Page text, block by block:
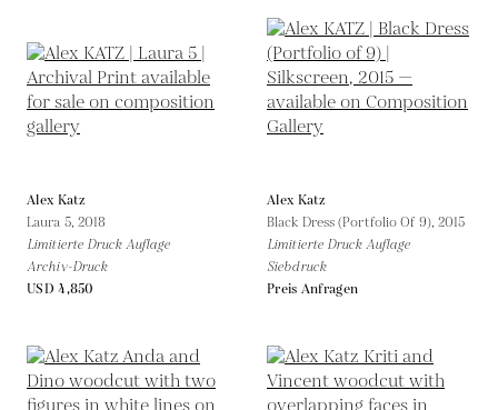
Alex Katz
Laura 5, 2018
Limitierte Druck Auflage
Archiv-Druck
USD 4,850
Alex Katz
Black Dress (Portfolio Of 9),2015
Limitierte Druck Auflage
Siebdruck
Preis Anfragen